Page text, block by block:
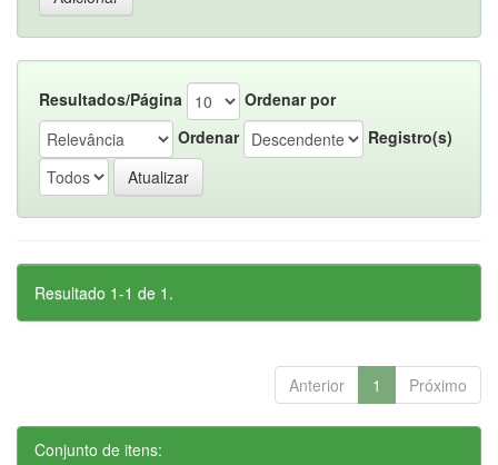
Resultados/Página
Ordenar por
Ordenar
Registro(s)
Resultado 1-1 de 1.
Anterior 1 Próximo
Conjunto de itens: